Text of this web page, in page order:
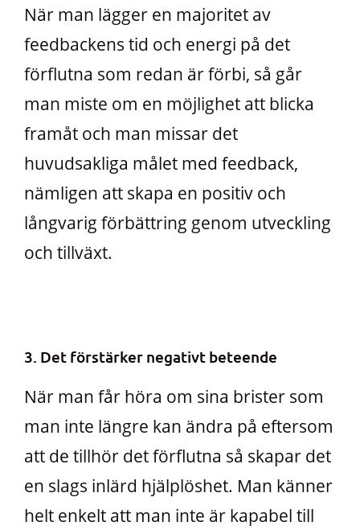
När man lägger en majoritet av
feedbackens tid och energi på det
förflutna som redan är förbi, så går
man miste om en möjlighet att blicka
framåt och man missar det
huvudsakliga målet med feedback,
nämligen att skapa en positiv och
långvarig förbättring genom utveckling
och tillväxt.
3. Det förstärker negativt beteende
När man får höra om sina brister som
man inte längre kan ändra på eftersom
att de tillhör det förflutna så skapar det
en slags inlärd hjälplöshet. Man känner
helt enkelt att man inte är kapabel till